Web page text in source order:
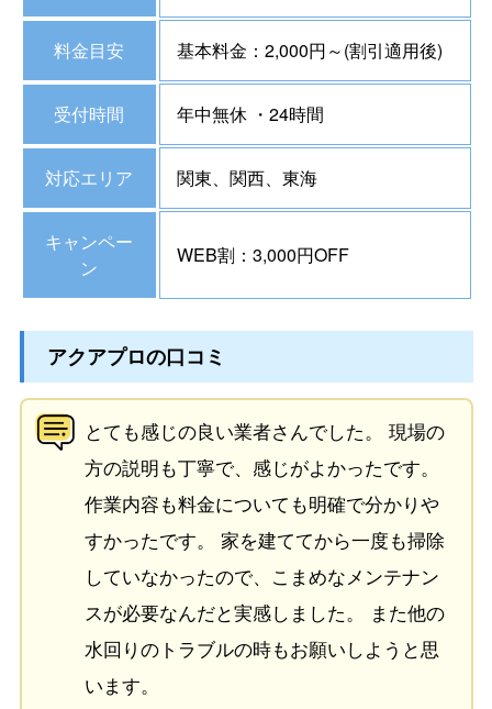
料金目安 基本料金：2,000円～(割引適用後)
受付時間 年中無休 ・24時間
対応エリア 関東、関西、東海
キャンペー
ン
WEB割：3,000円OFF
アクアプロの口コミ
とても感じの良い業者さんでした。 現場の
方の説明も丁寧で、感じがよかったです。
作業内容も料金についても明確で分かりや
すかったです。 家を建ててから一度も掃除
していなかったので、こまめなメンテナン
スが必要なんだと実感しました。 また他の
水回りのトラブルの時もお願いしようと思
います。